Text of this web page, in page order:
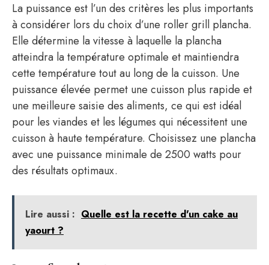
La puissance est l’un des critères les plus importants
à considérer lors du choix d’une roller grill plancha.
Elle détermine la vitesse à laquelle la plancha
atteindra la température optimale et maintiendra
cette température tout au long de la cuisson. Une
puissance élevée permet une cuisson plus rapide et
une meilleure saisie des aliments, ce qui est idéal
pour les viandes et les légumes qui nécessitent une
cuisson à haute température. Choisissez une plancha
avec une puissance minimale de 2500 watts pour
des résultats optimaux.
Lire aussi : Quelle est la recette d'un cake au
yaourt ​?